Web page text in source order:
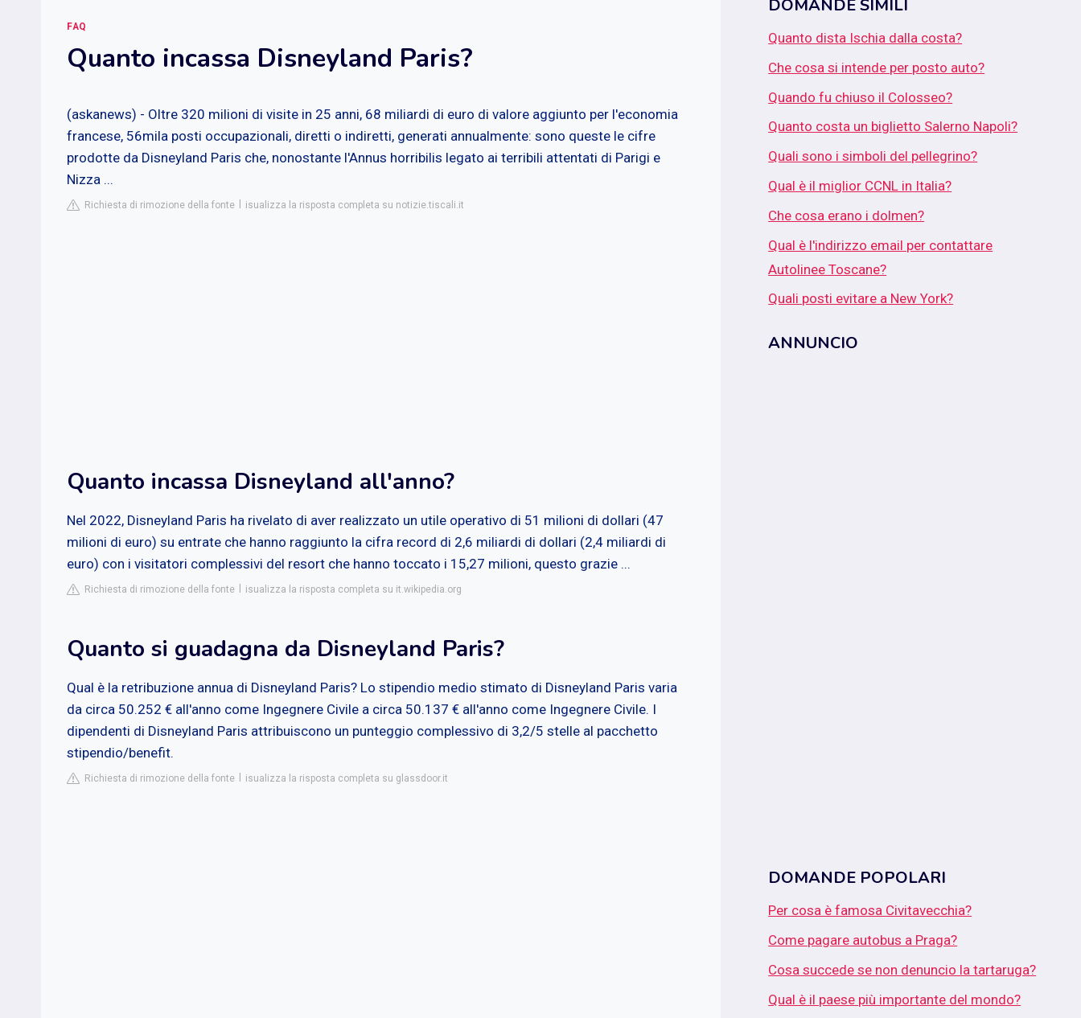
FAQ
Quanto incassa Disneyland Paris?
(askanews) - Oltre 320 milioni di visite in 25 anni, 68 miliardi di euro di valore aggiunto per l'economia
francese, 56mila posti occupazionali, diretti o indiretti, generati annualmente: sono queste le cifre
prodotte da Disneyland Paris che, nonostante l'Annus horribilis legato ai terribili attentati di Parigi e
Nizza ...
Richiesta di rimozione della fonte isualizza la risposta completa su notizie.tiscali.it
Quanto incassa Disneyland all'anno?
Nel 2022, Disneyland Paris ha rivelato di aver realizzato un utile operativo di 51 milioni di dollari (47
milioni di euro) su entrate che hanno raggiunto la cifra record di 2,6 miliardi di dollari (2,4 miliardi di
euro) con i visitatori complessivi del resort che hanno toccato i 15,27 milioni, questo grazie ...
Richiesta di rimozione della fonte isualizza la risposta completa su it.wikipedia.org
Quanto si guadagna da Disneyland Paris?
Qual è la retribuzione annua di Disneyland Paris? Lo stipendio medio stimato di Disneyland Paris varia
da circa 50.252 € all'anno come Ingegnere Civile a circa 50.137 € all'anno come Ingegnere Civile. I
dipendenti di Disneyland Paris attribuiscono un punteggio complessivo di 3,2/5 stelle al pacchetto
stipendio/benefit.
Richiesta di rimozione della fonte isualizza la risposta completa su glassdoor.it
DOMANDE SIMILI
Quanto dista Ischia dalla costa?
Che cosa si intende per posto auto?
Quando fu chiuso il Colosseo?
Quanto costa un biglietto Salerno Napoli?
Quali sono i simboli del pellegrino?
Qual è il miglior CCNL in Italia?
Che cosa erano i dolmen?
Qual è l'indirizzo email per contattare
Autolinee Toscane?
Quali posti evitare a New York?
ANNUNCIO
DOMANDE POPOLARI
Per cosa è famosa Civitavecchia?
Come pagare autobus a Praga?
Cosa succede se non denuncio la tartaruga?
Qual è il paese più importante del mondo?